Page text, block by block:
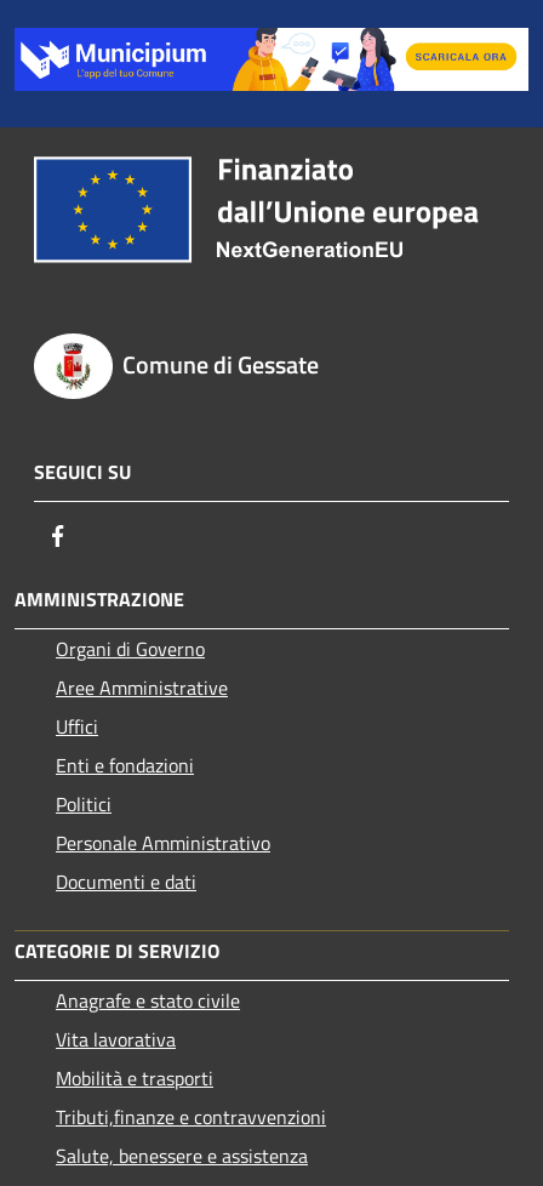
Comune di Gessate
SEGUICI SU
AMMINISTRAZIONE
Organi di Governo
Aree Amministrative
Uffici
Enti e fondazioni
Politici
Personale Amministrativo
Documenti e dati
CATEGORIE DI SERVIZIO
Anagrafe e stato civile
Vita lavorativa
Mobilità e trasporti
Tributi,finanze e contravvenzioni
Salute, benessere e assistenza